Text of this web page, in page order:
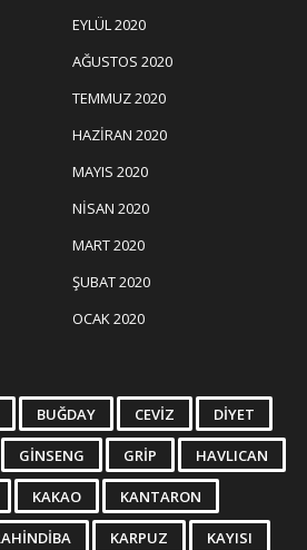
EYLÜL 2020
AĞUSTOS 2020
TEMMUZ 2020
HAZIRAN 2020
MAYIS 2020
NISAN 2020
MART 2020
ŞUBAT 2020
OCAK 2020
BUĞDAY CEVIZ DIYET
GINSENG GRIP HAVLICAN
KAKAO KANTARON
KARPUZ KAYISI